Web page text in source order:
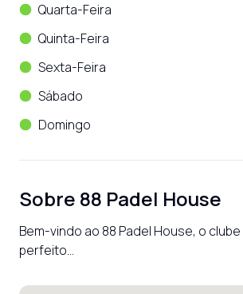
Quarta-Feira
Quinta-Feira
Sexta-Feira
Sábado
Domingo
Sobre 88 Padel House
Bem-vindo ao 88 Padel House, o
perfeito...